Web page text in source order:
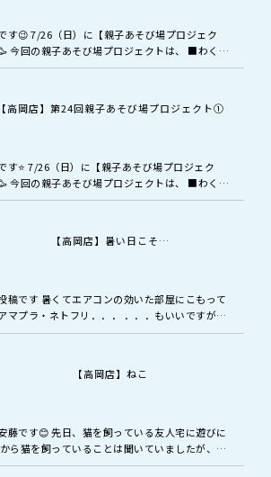
す😉 7/26（日）に【親子あそび場プロジェク
今回の親子あそび場プロジェクトは、 ■わくわ
キッズエンジニアチャレンジ🔧 2本立てで開催
【高岡店】第24回親子あそび場プロジェクト①
す⭐ 7/26（日）に【親子あそび場プロジェク
今回の親子あそび場プロジェクトは、 ■わくわ
キッズエンジニアチャレンジ🔧 2本立てで開催…
【高岡店】暑い日こそ…
稿です 暑くてエアコンの効いた部屋にこもって
マプラ・ネトフリ．．． ．．．もいいですが、
をしっかりして 外出しよう(^^♪ ．．．と、い
【高岡店】ねこ
藤です😊 先日、猫を飼っている友人宅に遊びに
ら猫を飼っていることは聞いていましたが、な
わず今回猫とは初対面でした🥰 やっぱり動物は